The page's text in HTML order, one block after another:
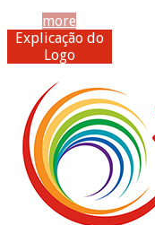
more
Explicação do
Logo